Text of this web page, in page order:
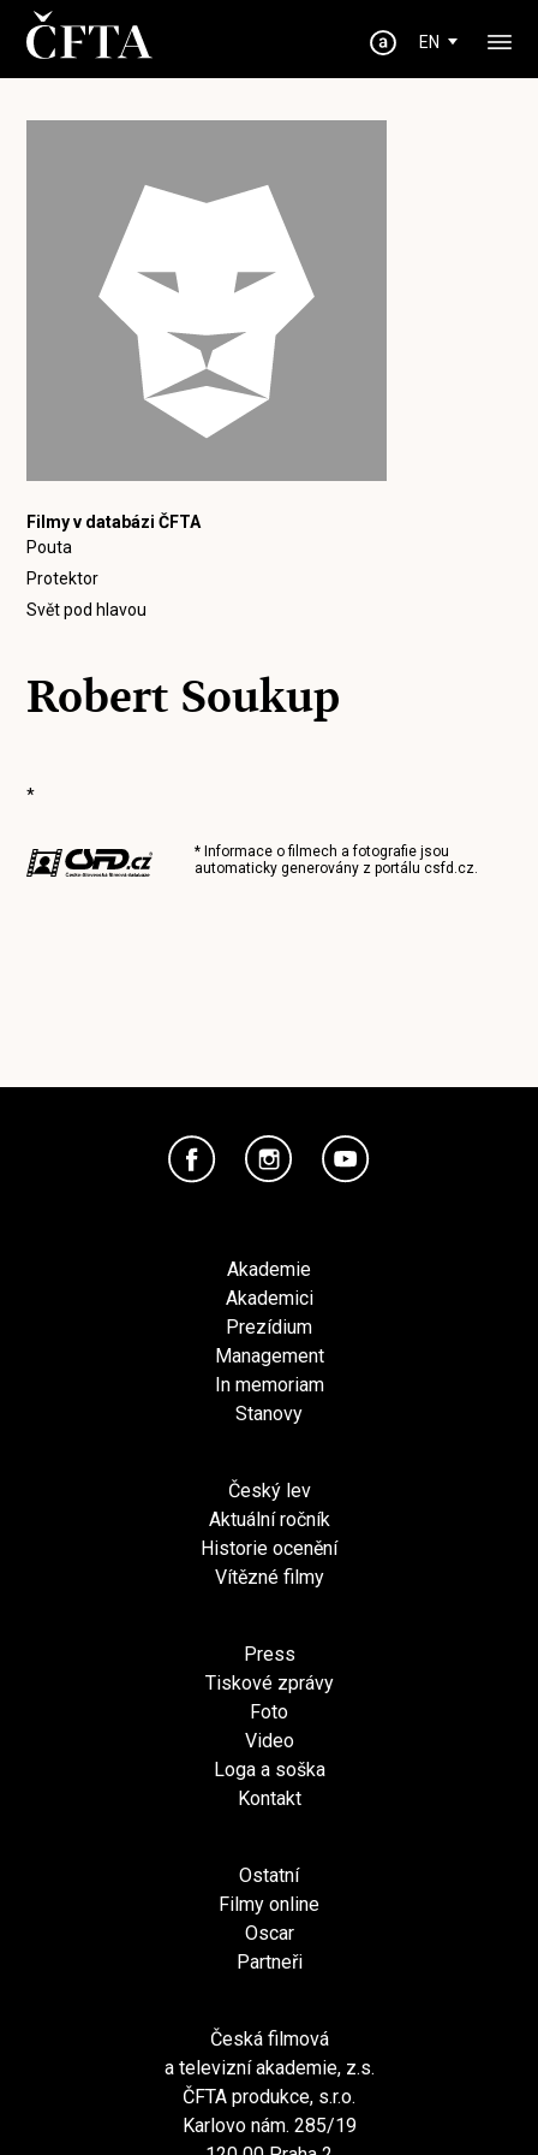
EN
Filmy v databázi ČFTA
Pouta
Protektor
Svět pod hlavou
Robert Soukup
*
* Informace o filmech a fotografie jsou
automaticky generovány z portálucsfd.cz.
Akademie
Akademici
Prezídium
Management
In memoriam
Stanovy
Český lev
Aktuální ročník
Historie ocenění
Vítězné filmy
Press
Tiskové zprávy
Foto
Video
Loga a soška
Kontakt
Ostatní
Filmy online
Oscar
Partneři
Česká filmová
a televizní akademie, z.s.
ČFTA produkce, s.r.o.
Karlovo nám. 285/19